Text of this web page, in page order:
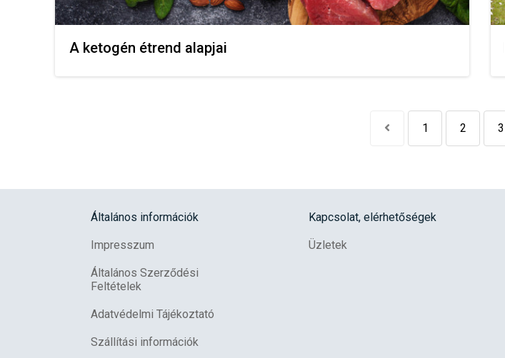
A ketogén étrend alapjai
1 2 3
Általános információk
Impresszum
Általános Szerződési
Feltételek
Adatvédelmi Tájékoztató
Szállítási információk
Kapcsolat, elérhetőségek
Üzletek